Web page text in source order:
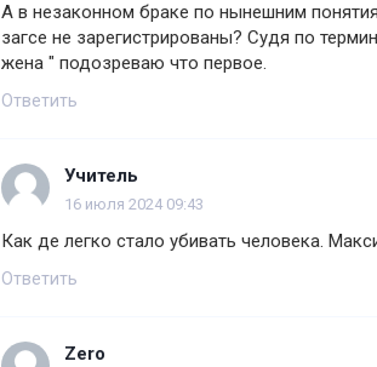
А в незаконном браке по нынешним
загсе не зарегистрированы? Судя по
жена " подозреваю что первое.
Ответить
Учитель
16 июля 2024 09:43
Как де легко стало убивать человека.
Ответить
Zero